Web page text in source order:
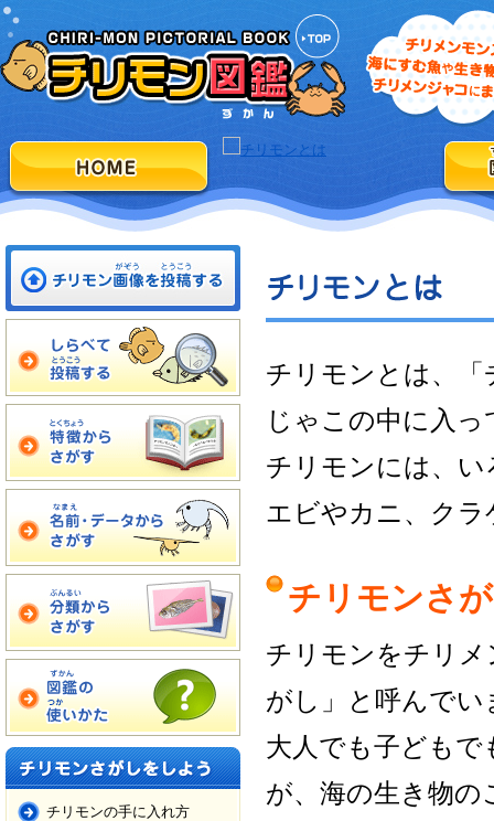
チリモンの手に入れ方
チリモンとは、
じゃこの中に入
チリモンには、
エビやカニ、ク
チリモンさ
チリモンをチリ
がし」と呼んでい
大人でも子ども
が、海の生き物の